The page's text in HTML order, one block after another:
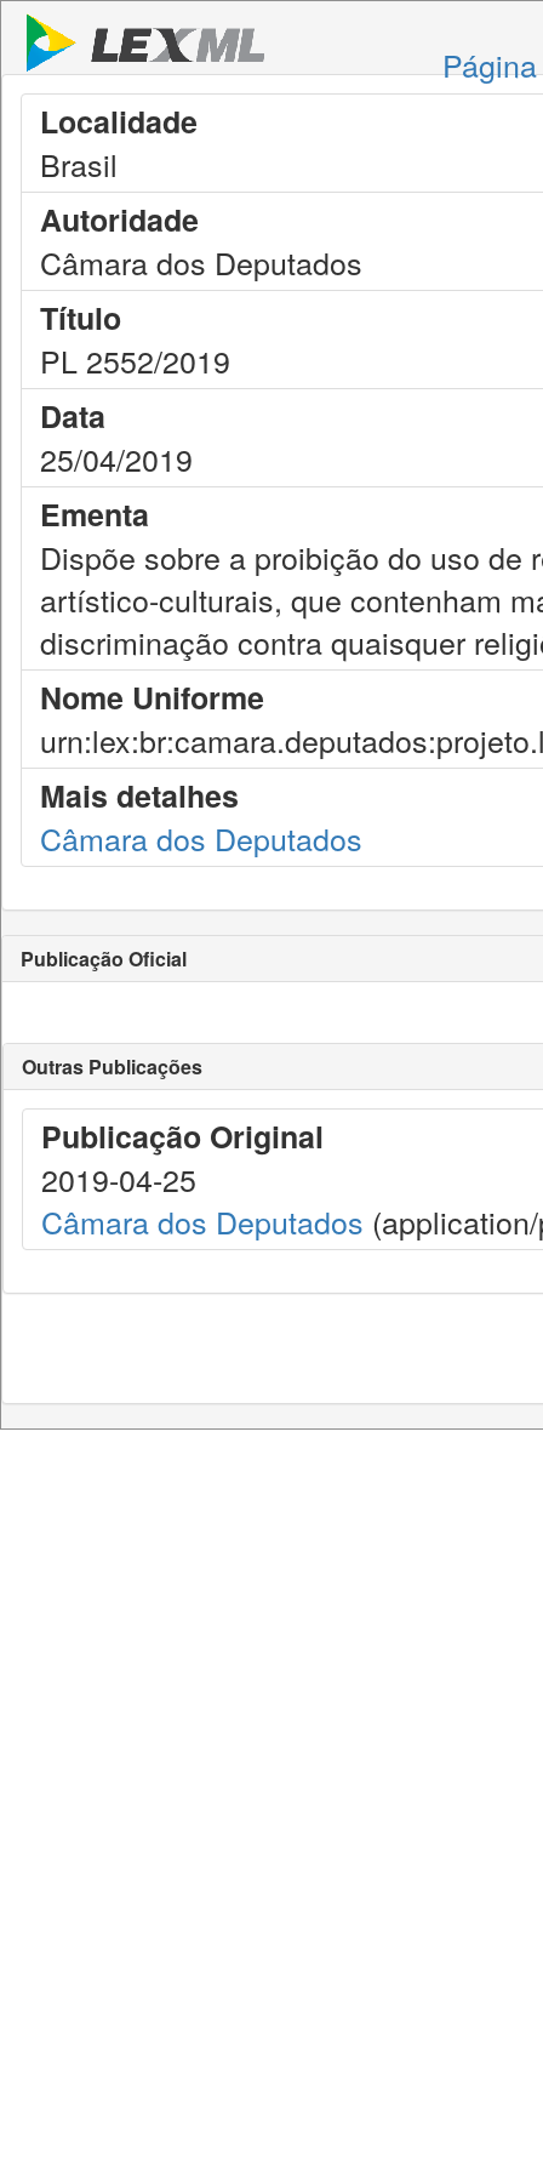
Localidade
Brasil
Autoridade
Câmara dos Deputados
Título
PL 2552/2019
Data
25/04/2019
Ementa
Dispõe sobre a proibição do uso
artístico-culturais, que contenham
discriminação contra quaisquer
Nome Uniforme
Mais detalhes
Câmara dos Deputados
Publicação Oficial
Outras Publicações
Publicação Original
2019-04-25
Câmara dos Deputados